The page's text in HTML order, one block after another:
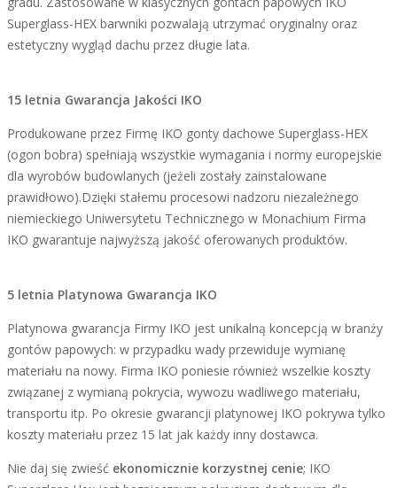
Superglass-HEX barwniki pozwalają utrzymać oryginalny oraz
estetyczny wygląd dachu przez długie lata.
15 letnia Gwarancja Jakości IKO
Produkowane przez Firmę IKO gonty dachowe Superglass-HEX
(ogon bobra) spełniają wszystkie wymagania i normy europejskie
dla wyrobów budowlanych (jeżeli zostały zainstalowane
prawidłowo).Dzięki stałemu procesowi nadzoru niezależnego
niemieckiego Uniwersytetu Technicznego w Monachium Firma
IKO gwarantuje najwyższą jakość oferowanych produktów.
5 letnia Platynowa Gwarancja IKO
Platynowa gwarancja Firmy IKO jest unikalną koncepcją w branży
gontów papowych: w przypadku wady przewiduje wymianę
materiału na nowy. Firma IKO poniesie również wszelkie koszty
związanej z wymianą pokrycia, wywozu wadliwego materiału,
transportu itp. Po okresie gwarancji platynowej IKO pokrywa tylko
koszty materiału przez 15 lat jak każdy inny dostawca.
Nie daj się zwieść ekonomicznie korzystnej cenie; IKO